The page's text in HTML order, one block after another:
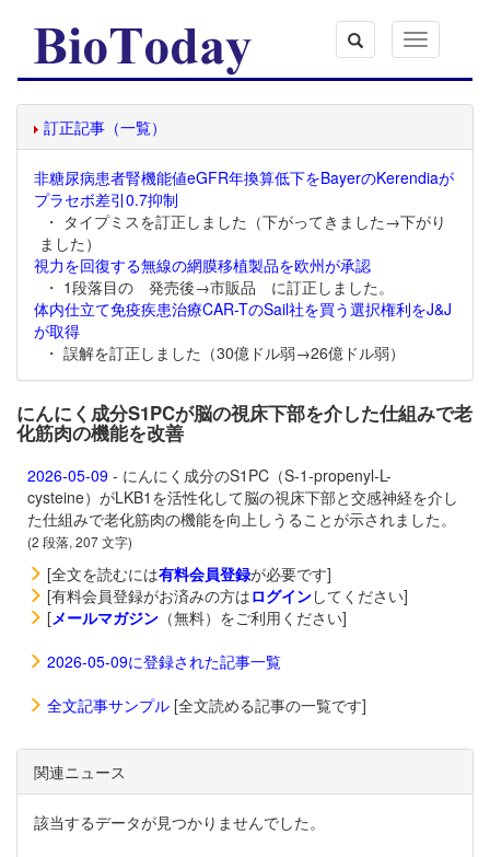
Toggle
navigation
訂正記事（一覧）
非糖尿病患者腎機能値eGFR年換算低下をBayerのKerendiaが
プラセボ差引0.7抑制
・ タイプミスを訂正しました（下がってきました→下がり
ました）
視力を回復する無線の網膜移植製品を欧州が承認
・ 1段落目の 発売後→市販品 に訂正しました。
体内仕立て免疫疾患治療CAR-TのSail社を買う選択権利をJ&J
が取得
・ 誤解を訂正しました（30億ドル弱→26億ドル弱）
にんにく成分S1PCが脳の視床下部を介した仕組みで老
化筋肉の機能を改善
2026-05-09 - にんにく成分のS1PC（S-1-propenyl-L-
cysteine）がLKB1を活性化して脳の視床下部と交感神経を介し
た仕組みで老化筋肉の機能を向上しうることが示されました。
(2 段落, 207 文字)
[全文を読むには有料会員登録が必要です]
[有料会員登録がお済みの方はログインしてください]
[メールマガジン （無料）をご利用ください]
2026-05-09に登録された記事一覧
全文記事サンプル [全文読める記事の一覧です]
関連ニュース
該当するデータが見つかりませんでした。